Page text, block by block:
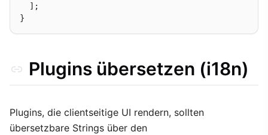
  ];
Plugins übersetzen (i18n)
Plugins, die clientseitige UI rendern, sollten
übersetzbare Strings über den